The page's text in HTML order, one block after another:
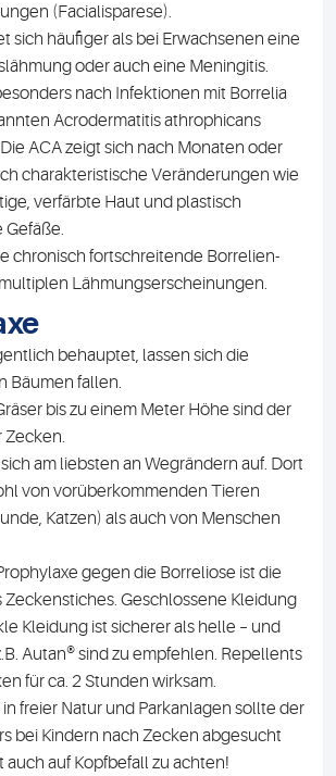
(Facialisparese).
sich häufiger als bei Erwachsenen eine
oder auch eine Meningitis.
nach Infektionen mit Borrelia
Acrodermatitis athrophicans
ACA zeigt sich nach Monaten oder
charakteristische Veränderungen wie
verfärbte Haut und plastisch
chronisch fortschreitende Borrelien-
Lähmungserscheinungen.
behauptet, lassen sich die
Bäumen fallen.
bis zu einem Meter Höhe sind der
Zecken.
am liebsten an Wegrändern auf. Dort
von vorüberkommenden Tieren
Katzen) als auch von Menschen
gegen die Borreliose ist die
Geschlossene Kleidung
Kleidung ist sicherer als helle – und
Autan® sind zu empfehlen. Repellents
für ca. 2 Stunden wirksam.
freier Natur und Parkanlagen sollte der
bei Kindern nach Zecken abgesucht
auch auf Kopfbefall zu achten!